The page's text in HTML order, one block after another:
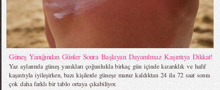
Güneş Yanığından Günler Sonra Başlayan Dayanılmaz Kaşıntıya Dikkat!
Yaz aylarında güneş yanıkları çoğunlukla birkaç gün içinde kızarıklık ve hafif
kaşıntıyla iyileşirken, bazı kişilerde güneşe maruz kaldıktan 24 ila 72 saat sonra
çok daha farklı bir tablo ortaya çıkabiliyor.